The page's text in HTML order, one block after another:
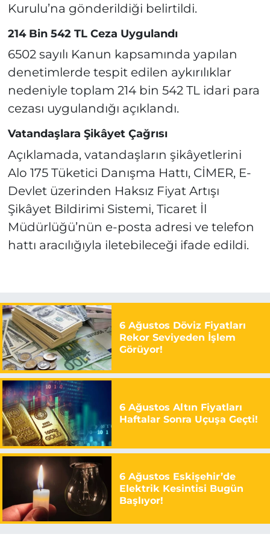
Kurulu’na gönderildiği belirtildi.
214 Bin 542 TL Ceza Uygulandı
6502 sayılı Kanun kapsamında yapılan
denetimlerde tespit edilen aykırılıklar
nedeniyle toplam 214 bin 542 TL idari para
cezası uygulandığı açıklandı.
Vatandaşlara Şikâyet Çağrısı
Açıklamada, vatandaşların şikâyetlerini
Alo 175 Tüketici Danışma Hattı, CİMER, E-
Devlet üzerinden Haksız Fiyat Artışı
Şikâyet Bildirimi Sistemi, Ticaret İl
Müdürlüğü’nün e-posta adresi ve telefon
hattı aracılığıyla iletebileceği ifade edildi.
6 Ağustos Döviz Fiyatları
Rekor Seviyeden İşlem
Görüyor!
6 Ağustos Altın Fiyatları
Haftalar Sonra Uçuşa Geçti!
6 Ağustos Eskişehir’de
Elektrik Kesintisi Bugün
Başlıyor!